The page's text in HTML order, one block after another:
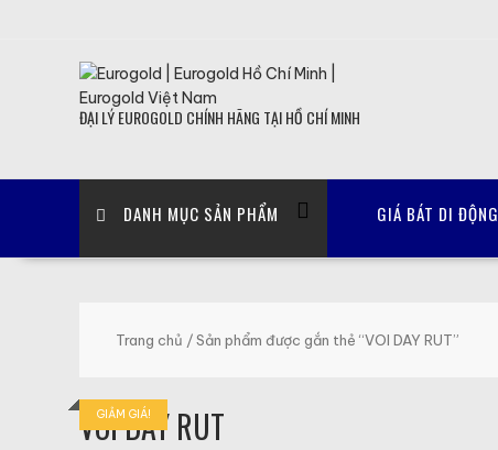
ĐẠI LÝ EUROGOLD CHÍNH HÃNG TẠI HỒ CHÍ MINH
DANH MỤC SẢN PHẨM GIÁ BÁT DI ĐỘNG
Trang chủ / Sản phẩm được gắn thẻ “VOI DAY RUT”
VOI DAY RUT
GIẢM GIÁ!
GIẢM GIÁ!
GIẢM GIÁ!
GIẢM GIÁ!
GIẢM GIÁ!
GIẢM GIÁ!
GIẢM GIÁ!
GIẢM GIÁ!